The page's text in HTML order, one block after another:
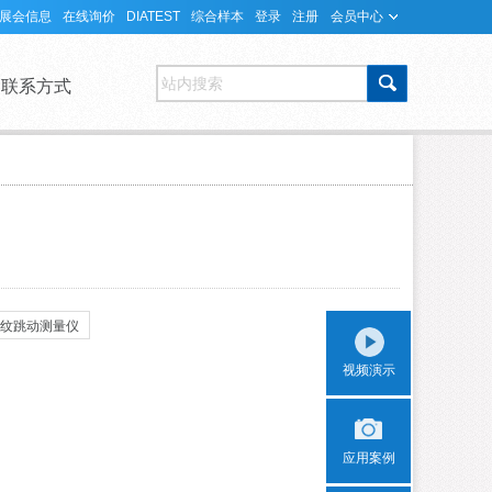
展会信息 在线询价 DIATEST 综合样本 登录 注册 会员中心
联系方式 站内搜索
跳动测量仪
视频演示
应用案例